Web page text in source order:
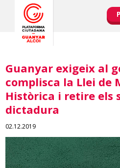
Guanyar exigeix al
complisca la Llei de
Històrica i retire els
dictadura
02.12.2019